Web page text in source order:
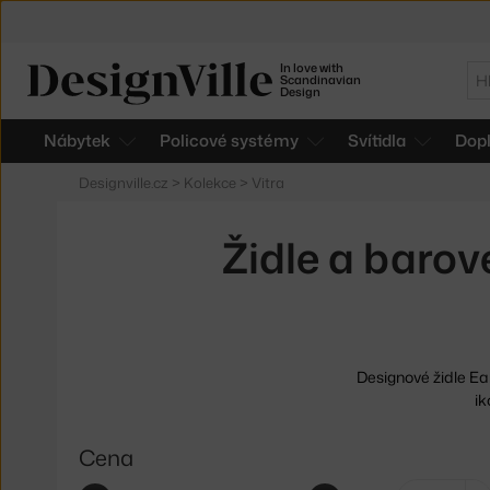
In love with
Scandinavian
Design
Nábytek Policové systémy Svítidla
Designville.cz > Kolekce > Vitra
Židle a
Designové židle
Cena